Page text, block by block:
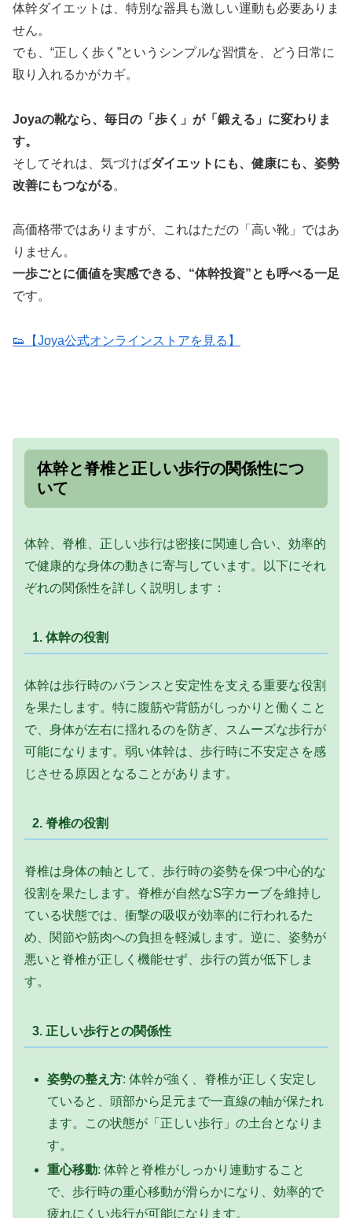
体幹ダイエットは、特別な器具も激しい運動も必要ありま
せん。
でも、“正しく歩く”というシンプルな習慣を、どう日常に
取り入れるかがカギ。
Joyaの靴なら、毎日の「歩く」が「鍛える」に変わりま
す。
そしてそれは、気づけばダイエットにも、健康にも、姿勢
改善にもつながる。
高価格帯ではありますが、これはただの「高い靴」ではあ
りません。
一歩ごとに価値を実感できる、“体幹投資”とも呼べる一足
です。
👟【Joya公式オンラインストアを見る】
体幹と脊椎と正しい歩行の関係性につ
いて
体幹、脊椎、正しい歩行は密接に関連し合い、効率的
で健康的な身体の動きに寄与しています。以下にそれ
ぞれの関係性を詳しく説明します：
1. 体幹の役割
体幹は歩行時のバランスと安定性を支える重要な役割
を果たします。特に腹筋や背筋がしっかりと働くこと
で、身体が左右に揺れるのを防ぎ、スムーズな歩行が
可能になります。弱い体幹は、歩行時に不安定さを感
じさせる原因となることがあります。
2. 脊椎の役割
脊椎は身体の軸として、歩行時の姿勢を保つ中心的な
役割を果たします。脊椎が自然なS字カーブを維持し
ている状態では、衝撃の吸収が効率的に行われるた
め、関節や筋肉への負担を軽減します。逆に、姿勢が
悪いと脊椎が正しく機能せず、歩行の質が低下しま
す。
3. 正しい歩行との関係性
姿勢の整え方: 体幹が強く、脊椎が正しく安定し
ていると、頭部から足元まで一直線の軸が保たれ
ます。この状態が「正しい歩行」の土台となりま
す。
重心移動: 体幹と脊椎がしっかり連動すること
で、歩行時の重心移動が滑らかになり、効率的で
疲れにくい歩行が可能になります。